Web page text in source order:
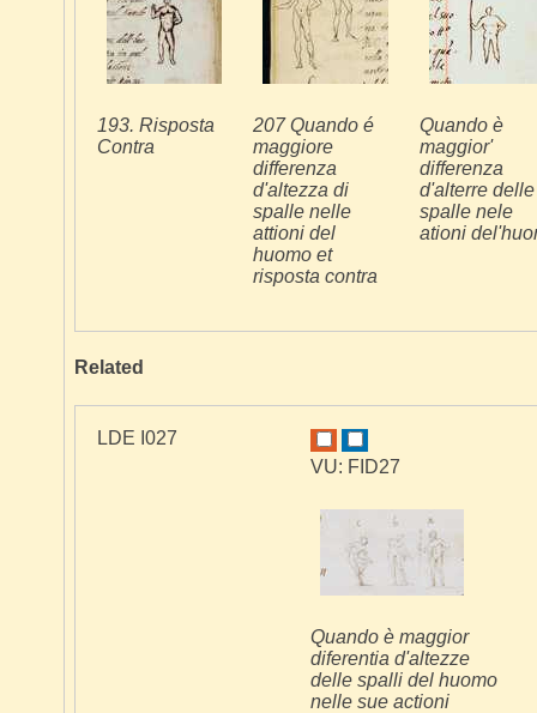
193. Risposta
Contra
207 Quando é
maggiore
differenza
d'altezza di
spalle nelle
attioni del
huomo et
risposta contra
Quando è
maggior'
differenza
d'alterre delle
spalle nele
ationi
Related
LDE I027
VU: FID27
Quando è maggior
diferentia d'altezze
delle spalli del huomo
nelle sue actioni